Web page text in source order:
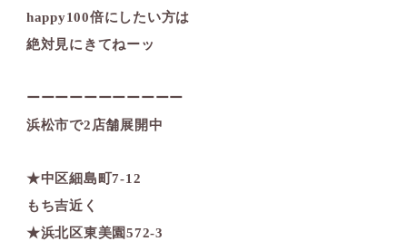
happy100倍にしたい方は
絶対見にきてねーッ️
ーーーーーーーーーーー
浜松市で2店舗展開中
★中区細島町7-12
もち吉近く
★浜北区東美園572-3